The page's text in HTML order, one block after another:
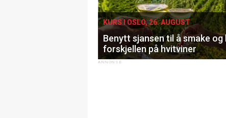
KURS I OSLO, 26. AUGUST
Benytt sjansen til å smake
forskjellen på hvitviner